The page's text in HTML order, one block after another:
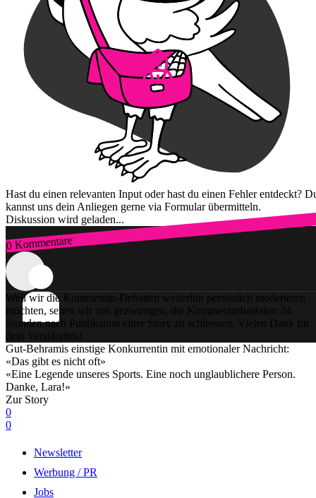
Hast du einen relevanten Input oder hast du einen Fehler entdeckt?
kannst uns dein Anliegen gerne via Formular übermitteln.
Diskussion wird geladen...
0 Kommentare
Zum Login
Weil wir die Kommentar-Debatten weiterhin persönlich moderieren
möchten, sehen wir uns gezwungen, die Kommentarfunktion 24
Stunden nach Publikation einer Story zu schliessen. Vielen Dank für
dein Verständnis!
Gut-Behramis einstige Konkurrentin mit emotionaler Nachricht:
«Das gibt es nicht oft»
«Eine Legende unseres Sports. Eine noch unglaublichere Person.
Danke, Lara!»
Zur Story
0
0
Newsletter
Werbung / PR
Jobs